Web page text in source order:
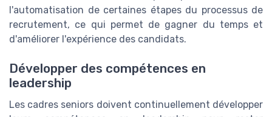
l'automatisation de certaines étapes du processus de
recrutement, ce qui permet de gagner du temps et
d'améliorer l'expérience des candidats.
Développer des compétences en
leadership
Les cadres seniors doivent continuellement développer